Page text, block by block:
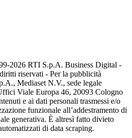
2026 RTI S.p.A. Business Digital -
riservati - Per la pubblicità
Mediaset N.V., sede legale
Viale Europa 46, 20093 Cologno
e ai dati personali trasmessi e/o
funzionale all’addestramento di
generativa. È altresì fatto divieto
di data scraping.